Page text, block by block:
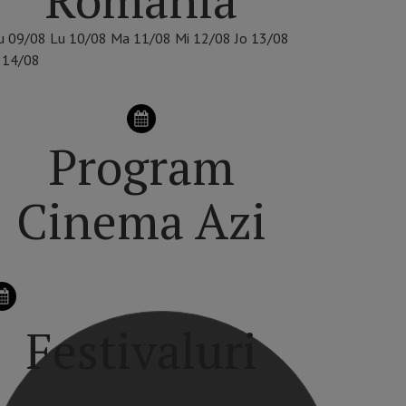
09/08 Lu 10/08 Ma 11/08 Mi 12/08 Jo 13/08
14/08
Program
Cinema Azi
Festivaluri